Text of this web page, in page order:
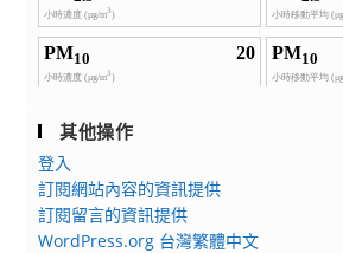
其他操作
登入
訂閱網站內容的資訊提供
訂閱留言的資訊提供
WordPress.org 台灣繁體中文